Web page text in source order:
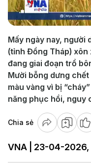
Mấy ngày nay, người
(tỉnh Đồng Tháp) xôn
đang giai đoạn trổ
Mười bỗng dưng
màu vàng vì bị
năng phục hồi, nguy
Chia sẻ
VNA | 23-04-2026,